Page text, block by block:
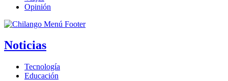
Opinión
Noticias
Tecnología
Educación